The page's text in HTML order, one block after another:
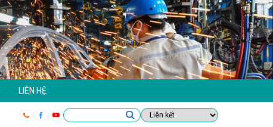
LIÊN HỆ